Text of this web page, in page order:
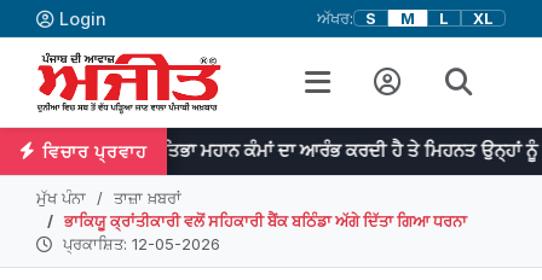
Login ਅੱਖਰ: S M L XL
ਵਿਚਾਰ ਪ੍ਰਵਾਹ
ਪ੍ਰਤਿਭਾ ਮਹਾਨ ਕੰਮਾਂ ਦਾ ਆਰੰਭ ਕਰਦੀ ਹੈ ਤੇ ਮਿਹਨਤ ਉਨ੍ਹਾਂ ਨੂੰ ਨੇਪਰੇ
ਮੁੱਖ ਪੰਨਾ
ਤਾਜ਼ਾ ਖ਼ਬਰਾਂ
ਭਾਕਿਯੂ ਕ੍ਰਾਂਤੀਕਾਰੀ ਵਲੋਂ ਸਹਿਕਾਰੀ ਬੈਂਕ ਬਠਿੰਡਾ ਅੱਗੇ ਦਿੱਤਾ ਗਿਆ ਧਰਨਾ
ਪ੍ਰਕਾਸ਼ਿਤ: 12-05-2026